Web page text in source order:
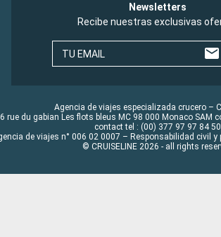
Newsletters
Recibe nuestras exclusivas
TU EMAIL
Agencia de viajes especializada crucero –
rue du gabian Les flots bleus MC 98 000 Monaco SAM
contact tel : (00) 377 97 97 84 50
de viajes n° 006 02 0007 – Responsabilidad civil y
© CRUISELINE 2026 - all rights